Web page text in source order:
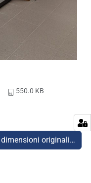
550.0 KB
dimensioni originali…